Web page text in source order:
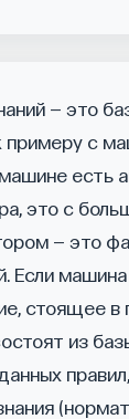
— это
с
есть
это с
— это
Если машина
стоящее в
из